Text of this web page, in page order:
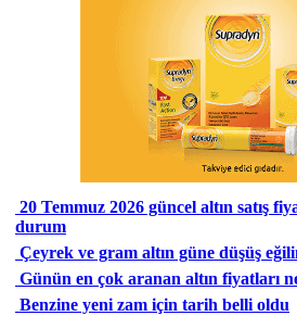
20 Temmuz 2026 güncel altın satış
durum
Çeyrek ve gram altın güne düşüş
Günün en çok aranan altın fiyatları
Benzine yeni zam için tarih belli oldu